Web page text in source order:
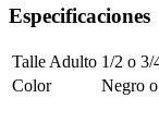
Especificaciones
Talle Adulto 1/2 o 3/
Color
Negro o